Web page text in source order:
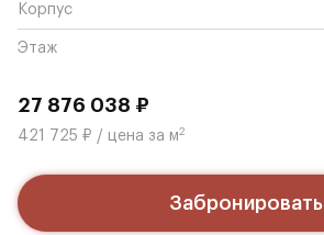
Корпус
Этаж
27 876 038 ₽
421 725 ₽ / цена за м2
Забронировать